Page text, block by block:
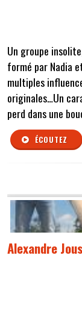
Un groupe
formé par Nadia
multiples
originales…Un
perd dans une
ÉCOUTEZ
Alexandre Jous